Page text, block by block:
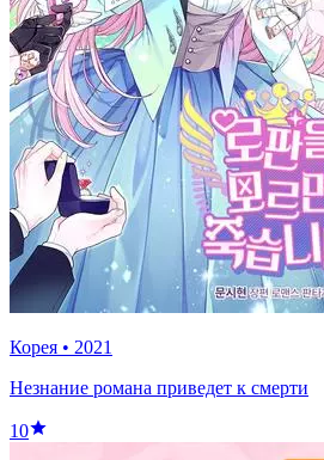
Корея • 2021
Незнание романа приведет к смерти
10